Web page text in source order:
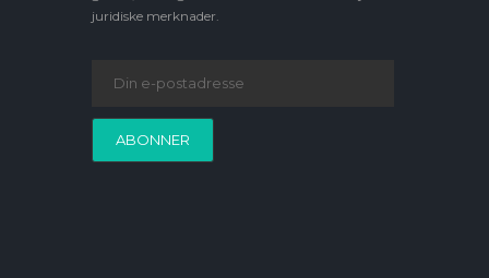
juridiske merknader.
ABONNER